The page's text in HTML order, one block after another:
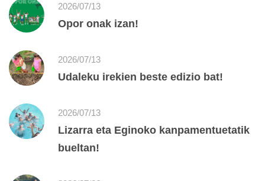
2026/07/13
Opor onak izan!
2026/07/13
Udaleku irekien beste edizio bat!
2026/07/13
Lizarra eta Eginoko kanpamentuetatik
bueltan!